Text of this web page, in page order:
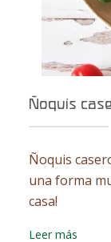
Ñoquis
Ñoquis
una forma
casa!
Leer más